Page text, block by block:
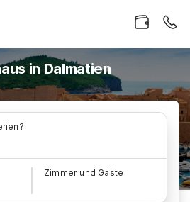
in Dalmatien
Zimmer und Gäste